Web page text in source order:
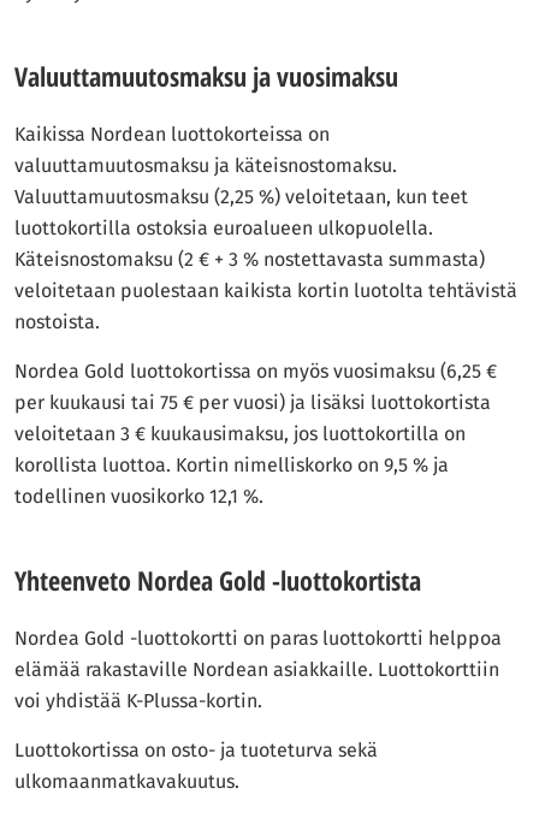
Valuuttamuutosmaksu ja vuosimaksu
Kaikissa Nordean luottokorteissa on
valuuttamuutosmaksu ja käteisnostomaksu.
Valuuttamuutosmaksu (2,25 %) veloitetaan, kun teet
luottokortilla ostoksia euroalueen ulkopuolella.
Käteisnostomaksu (2 € + 3 % nostettavasta summasta)
veloitetaan puolestaan kaikista kortin luotolta tehtävistä
nostoista.
Nordea Gold luottokortissa on myös vuosimaksu (6,25 €
per kuukausi tai 75 € per vuosi) ja lisäksi luottokortista
veloitetaan 3 € kuukausimaksu, jos luottokortilla on
korollista luottoa. Kortin nimelliskorko on 9,5 % ja
todellinen vuosikorko 12,1 %.
Yhteenveto Nordea Gold -luottokortista
Nordea Gold -luottokortti on paras luottokortti helppoa
elämää rakastaville Nordean asiakkaille. Luottokorttiin
voi yhdistää K-Plussa-kortin.
Luottokortissa on osto- ja tuoteturva sekä
ulkomaanmatkavakuutus.